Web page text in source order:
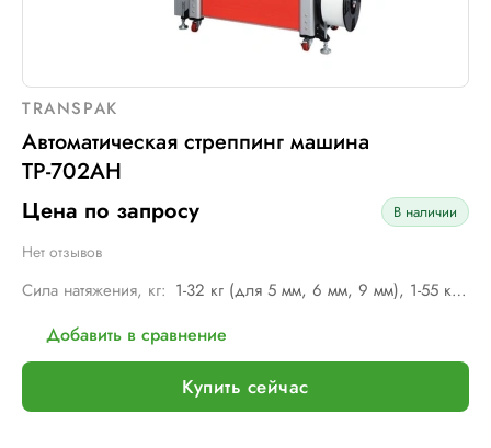
TRANSPAK
Автоматическая стреппинг машина
ТР-702AH
Цена по запросу
В наличии
Нет отзывов
Сила натяжения, кг: 1-32 кг (для 5 мм, 6 мм, 9 мм), 1-55 кг (для 12 мм)
Добавить в сравнение
Купить сейчас